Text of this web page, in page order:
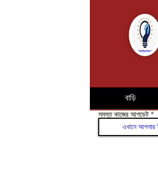
বাড়ি
সমস্ত কাজের আপডেট